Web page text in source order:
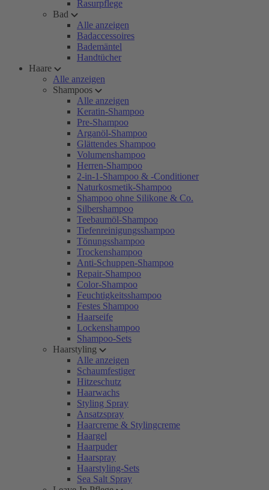
Rasurpflege
Bad
Alle anzeigen
Badaccessoires
Bademäntel
Handtücher
Haare
Alle anzeigen
Shampoos
Alle anzeigen
Keratin-Shampoo
Pre-Shampoo
Arganöl-Shampoo
Glättendes Shampoo
Volumenshampoo
Herren-Shampoo
2-in-1-Shampoo & -Conditioner
Naturkosmetik-Shampoo
Shampoo ohne Silikone & Co.
Silbershampoo
Teebaumöl-Shampoo
Tiefenreinigungsshampoo
Tönungsshampoo
Trockenshampoo
Anti-Schuppen-Shampoo
Repair-Shampoo
Color-Shampoo
Feuchtigkeitsshampoo
Festes Shampoo
Haarseife
Lockenshampoo
Shampoo-Sets
Haarstyling
Alle anzeigen
Schaumfestiger
Hitzeschutz
Haarwachs
Styling Spray
Ansatzspray
Haarcreme & Stylingcreme
Haargel
Haarpuder
Haarspray
Haarstyling-Sets
Sea Salt Spray